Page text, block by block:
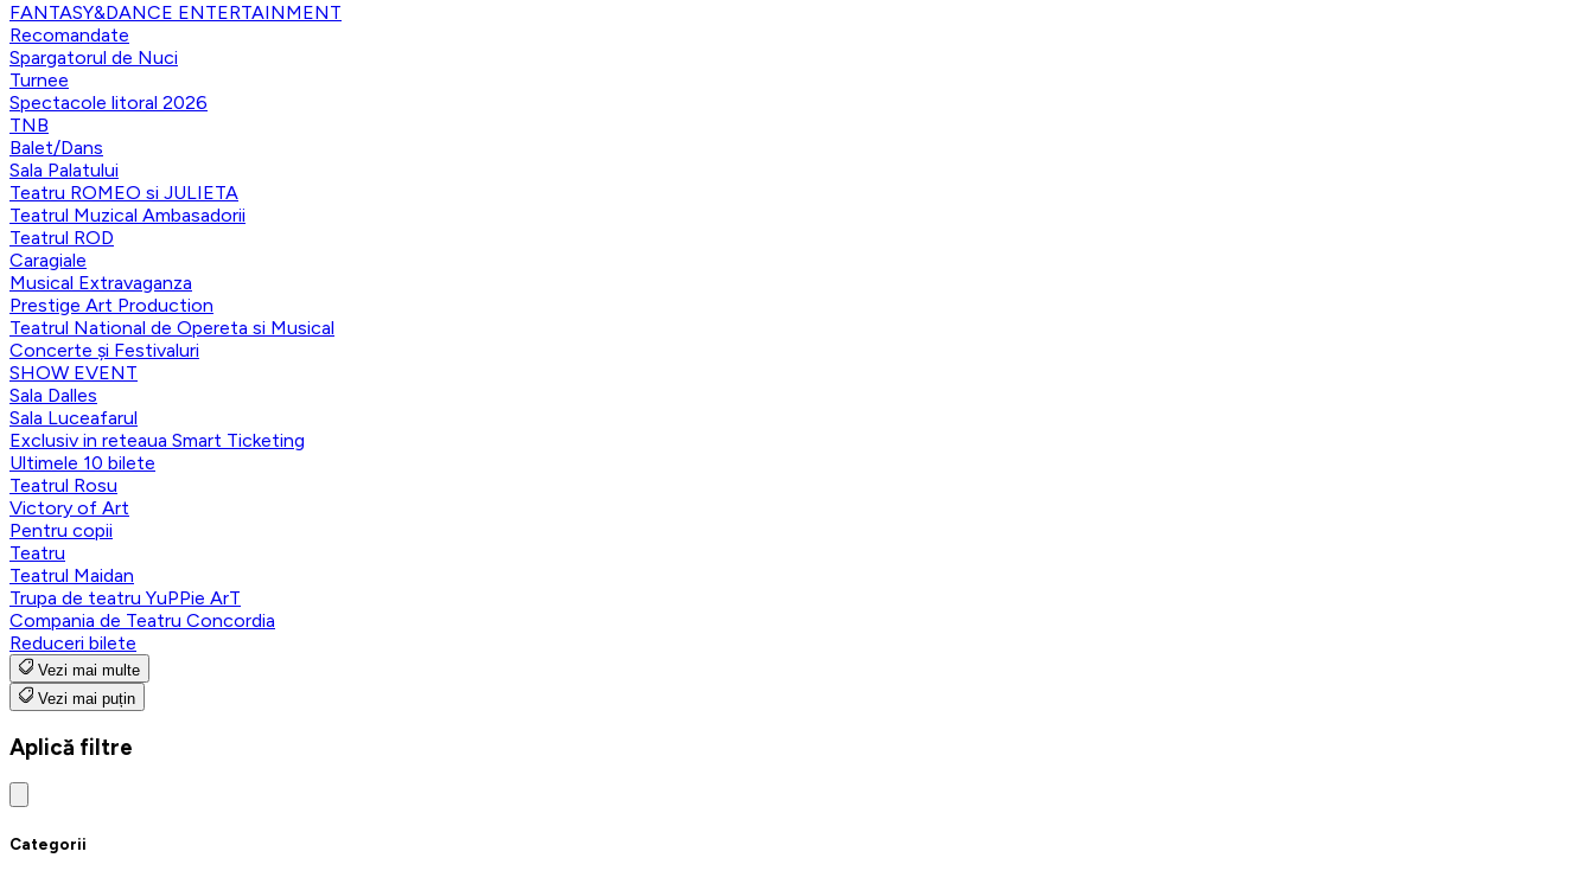
FANTASY&DANCE ENTERTAINMENT
Recomandate
Spargatorul de Nuci
Turnee
Spectacole litoral 2026
TNB
Balet/Dans
Sala Palatului
Teatru ROMEO si JULIETA
Teatrul Muzical Ambasadorii
Teatrul ROD
Caragiale
Musical Extravaganza
Prestige Art Production
Teatrul National de Opereta si Musical
Concerte și Festivaluri
SHOW EVENT
Sala Dalles
Sala Luceafarul
Exclusiv in reteaua Smart Ticketing
Ultimele 10 bilete
Teatrul Rosu
Victory of Art
Pentru copii
Teatru
Teatrul Maidan
Trupa de teatru YuPPie ArT
Compania de Teatru Concordia
Reduceri bilete
Vezi mai multe
Vezi mai puțin
Aplică filtre
Categorii